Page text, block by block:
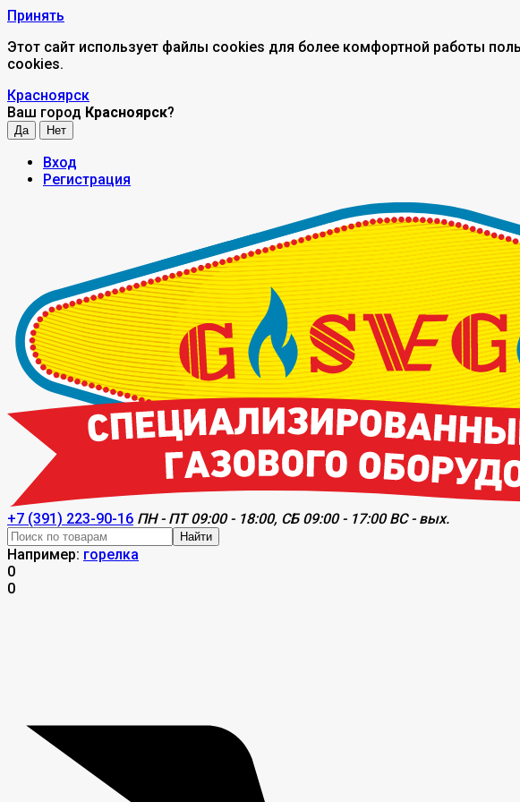
Принять
Этот сайт использует файлы cookies для более комфортной работы
cookies.
Красноярск
Ваш город Красноярск?
Вход
Регистрация
+7 (391) 223-90-16 ПН - ПТ 09:00 - 18:00, СБ 09:00 - 17:00 ВС - вых.
Найти
Например: горелка
0
0